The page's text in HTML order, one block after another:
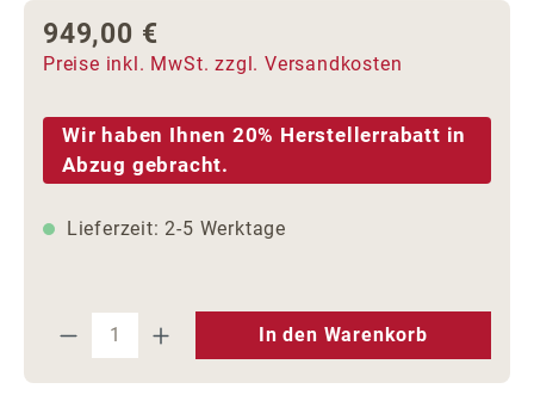
Regulärer Preis:
949,00 €
Preise inkl. MwSt. zzgl. Versandkosten
Wir haben Ihnen 20% Herstellerrabatt in
Abzug gebracht.
Lieferzeit: 2-5 Werktage
Produkt Anzahl: Gib den
In den Warenkorb